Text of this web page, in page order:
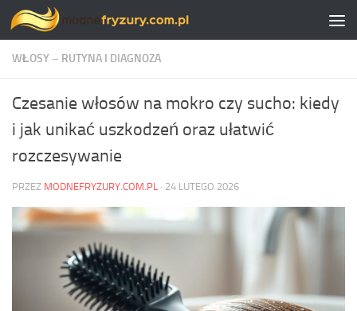
Skip to content
WŁOSY – RUTYNA I DIAGNOZA
Czesanie włosów na mokro czy sucho: kiedy
i jak unikać uszkodzeń oraz ułatwić
rozczesywanie
PRZEZ MODNEFRYZURY.COM.PL · 24 LUTEGO 2026